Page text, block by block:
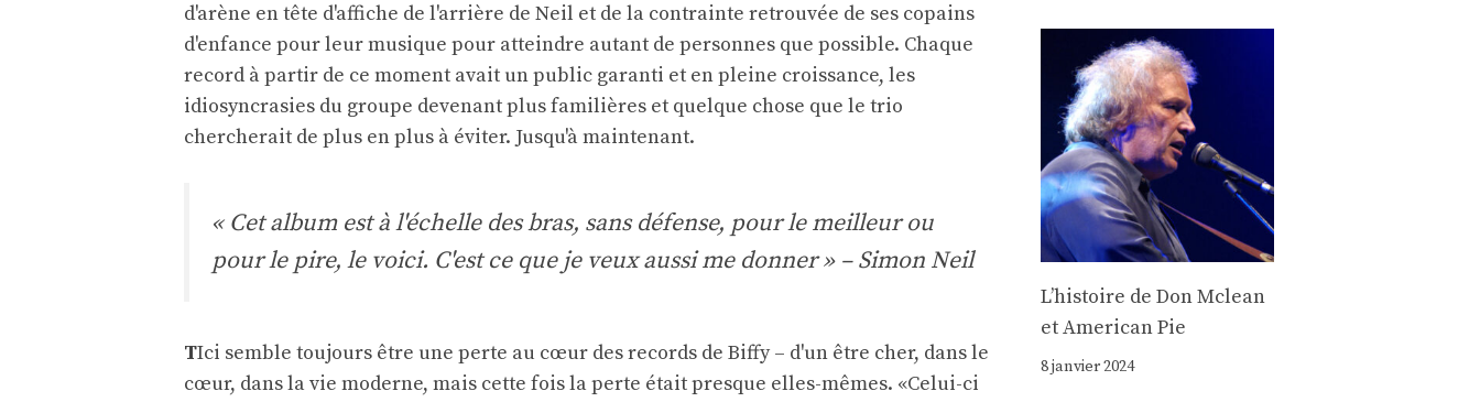
d'arène en tête d'affiche de l'arrière de Neil et de la contrainte retrouvée de ses copains
d'enfance pour leur musique pour atteindre autant de personnes que possible. Chaque
record à partir de ce moment avait un public garanti et en pleine croissance, les
idiosyncrasies du groupe devenant plus familières et quelque chose que le trio
chercherait de plus en plus à éviter. Jusqu'à maintenant.
« Cet album est à l'échelle des bras, sans défense, pour le meilleur ou
pour le pire, le voici. C'est ce que je veux aussi me donner » – Simon Neil
TIci semble toujours être une perte au cœur des records de Biffy – d'un être cher, dans le
cœur, dans la vie moderne, mais cette fois la perte était presque elles-mêmes. «Celui-ci
Lʼhistoire de Don Mclean
et American Pie
8 janvier 2024